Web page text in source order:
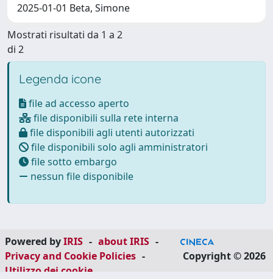
2025-01-01 Beta, Simone
Mostrati risultati da 1 a 2
di 2
Legenda icone
file ad accesso aperto
file disponibili sulla rete interna
file disponibili agli utenti autorizzati
file disponibili solo agli amministratori
file sotto embargo
nessun file disponibile
Powered byIRIS - about IRIS -
Privacy and Cookie Policies -
Utilizzo dei cookie
Copyright © 2026